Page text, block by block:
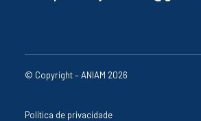
© Copyright – ANIAM 2026
Política de privacidade